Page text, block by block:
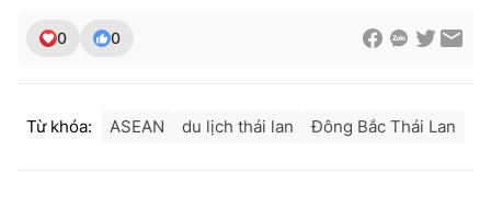
0 0
Từ khóa: ASEAN du lịch thái lan Đông Bắc Thái Lan